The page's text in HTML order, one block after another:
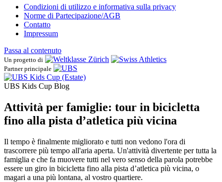
Condizioni di utilizzo e informativa sulla privacy
Norme di Partecipazione/AGB
Contatto
Impressum
Passa al contenuto
Un progetto di
Partner principale
UBS Kids Cup Blog
Attività per famiglie: tour in bicicletta
fino alla pista d’atletica più vicina
Il tempo è finalmente migliorato e tutti non vedono l'ora di
trascorrere più tempo all'aria aperta. Un'attività divertente per tutta la
famiglia e che fa muovere tutti nel vero senso della parola potrebbe
essere un giro in bicicletta fino alla pista d’atletica più vicina, o
magari a una più lontana, al vostro quartiere.